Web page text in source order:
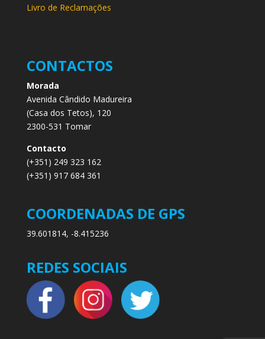
Livro de Reclamações
CONTACTOS
Morada
Avenida Cândido Madureira
(Casa dos Tetos), 120
2300-531 Tomar
Contacto
(+351) 249 323 162
(+351) 917 684 361
COORDENADAS DE GPS
39.601814, -8.415236
REDES SOCIAIS